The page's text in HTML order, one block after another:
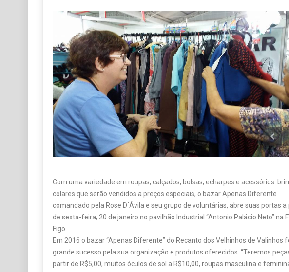
Com uma variedade em roupas, calçados, bolsas, echarpes e acessórios:
colares que serão vendidos a preços especiais, o bazar Apenas Diferente
comandado pela Rose D´Ávila e seu grupo de voluntárias, abre suas portas a
de sexta-feira, 20 de janeiro no pavilhão Industrial “Antonio Palácio Neto” na
Figo.
Em 2016 o bazar “Apenas Diferente” do Recanto dos Velhinhos de Valinhos
grande sucesso pela sua organização e produtos oferecidos. “Teremos
partir de R$5,00, muitos óculos de sol a R$10,00, roupas masculina e